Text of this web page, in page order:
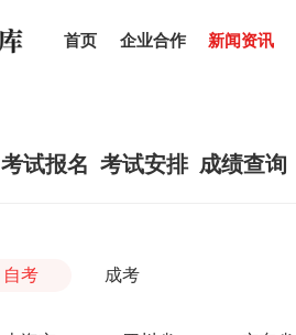
首页 企业合作 新闻资讯
考试报名 考试安排 成绩查询
自考 成考